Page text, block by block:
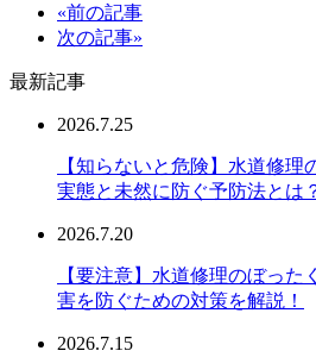
«前の記事
次の記事»
最新記事
2026.7.25
【知らないと危険】水道修
実態と未然に防ぐ予防法とは
2026.7.20
【要注意】水道修理のぼっ
害を防ぐための対策を解説！
2026.7.15